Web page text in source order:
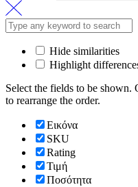
Hide similarities
Highlight
Select the fields to be
to rearrange the order.
Εικόνα
SKU
Rating
Τιμή
Ποσότητα